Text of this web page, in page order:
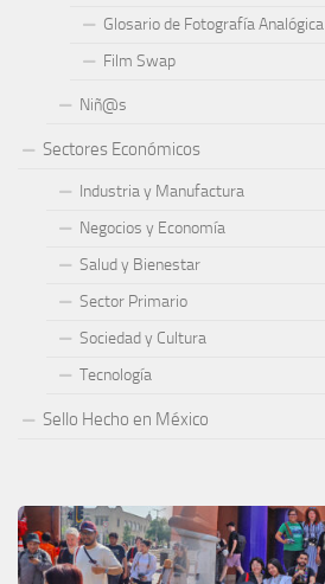
Glosario de Fotografía Analógica
Film Swap
Niñ@s
Sectores Económicos
Industria y Manufactura
Negocios y Economía
Salud y Bienestar
Sector Primario
Sociedad y Cultura
Tecnología
Sello Hecho en México